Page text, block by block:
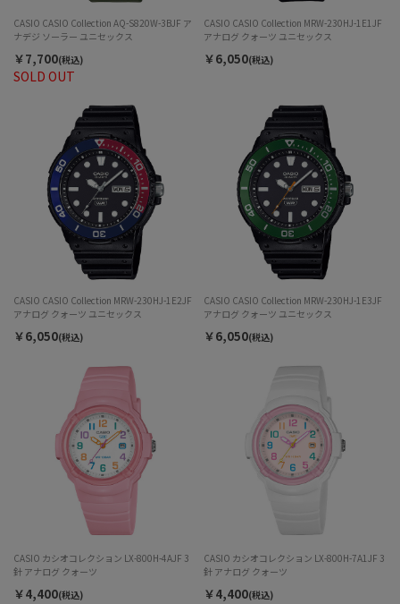
SOLD OUT
CASIO CASIO Collection AQ-S820W-3BJF ア
ナデジ ソーラー ユニセックス
￥7,700(税込)
CASIO CASIO Collection MRW-230HJ-1E1JF
アナログ クォーツ ユニセックス
￥6,050(税込)
CASIO CASIO Collection MRW-230HJ-1E2JF
アナログ クォーツ ユニセックス
￥6,050(税込)
CASIO CASIO Collection MRW-230HJ-1E3JF
アナログ クォーツ ユニセックス
￥6,050(税込)
CASIO カシオコレクション LX-800H-4AJF 3
針 アナログ クォーツ
￥4,400(税込)
CASIO カシオコレクション LX-800H-7A1JF 3
針 アナログ クォーツ
￥4,400(税込)